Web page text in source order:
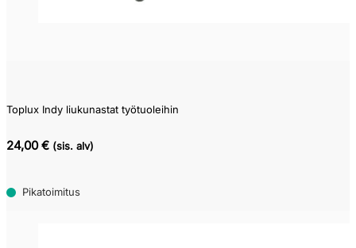
Toplux Indy liukunastat työtuoleihin
24,00 € (sis. alv)
Pikatoimitus